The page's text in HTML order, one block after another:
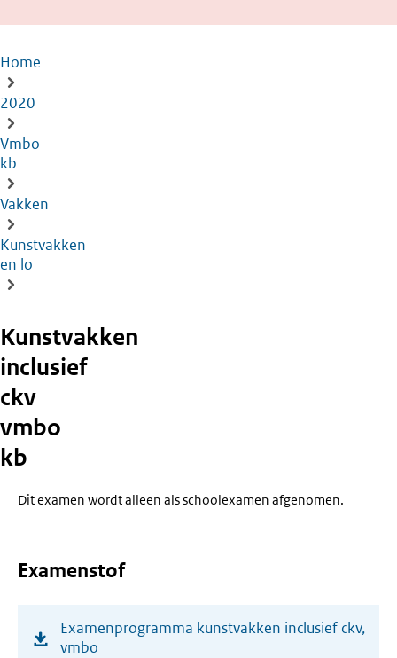
Kruimelpad
Home
2020
Vmbo
kb
Vakken
Kunstvakken
en lo
Kunstvakken
inclusief
ckv
vmbo
kb
Dit examen wordt alleen als schoolexamen afgenomen.
Examenstof
Examenprogramma kunstvakken inclusief ckv,
vmbo